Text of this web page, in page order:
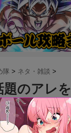
隊 > ネタ・雑談 >
題のアレ